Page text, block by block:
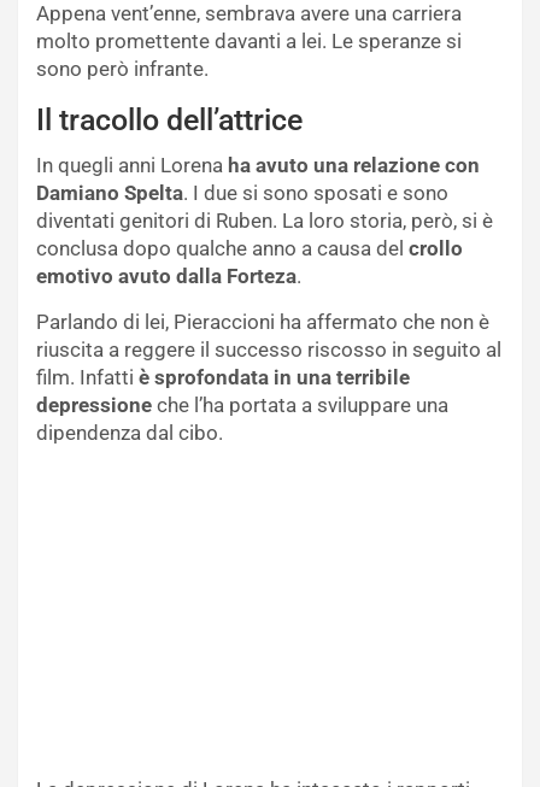
Appena vent’enne, sembrava avere una carriera
molto promettente davanti a lei. Le speranze si
sono però infrante.
Il tracollo dell’attrice
In quegli anni Lorena ha avuto una relazione con
Damiano Spelta. I due si sono sposati e sono
diventati genitori di Ruben. La loro storia, però, si è
conclusa dopo qualche anno a causa del crollo
emotivo avuto dalla Forteza.
Parlando di lei, Pieraccioni ha affermato che non è
riuscita a reggere il successo riscosso in seguito al
film. Infatti è sprofondata in una terribile
depressione che l’ha portata a sviluppare una
dipendenza dal cibo.